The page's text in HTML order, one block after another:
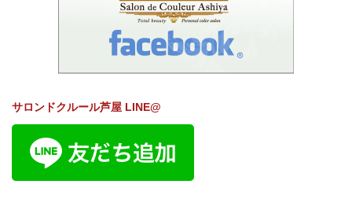
サロンドクルール芦屋 LINE@